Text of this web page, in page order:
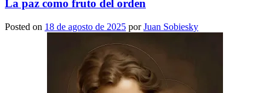
La paz como fruto del orden
Posted on 18 de agosto de 2025 porJuan Sobiesky